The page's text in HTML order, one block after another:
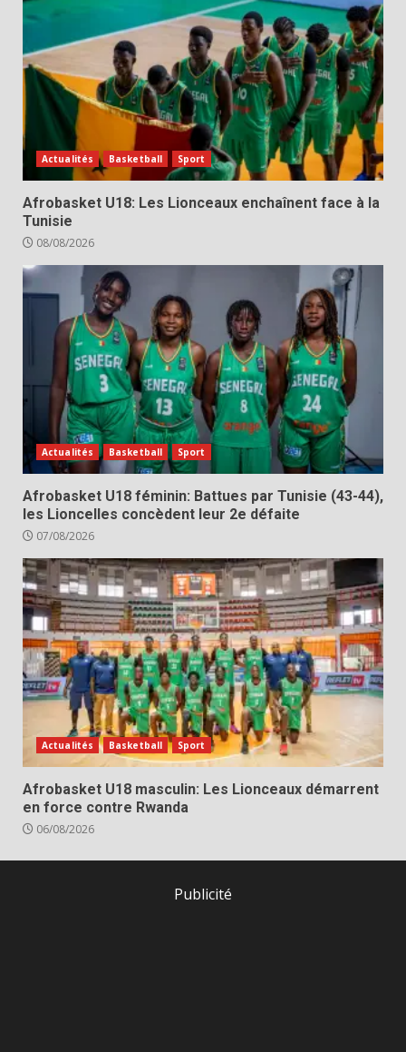
Actualités Basketball Sport
Afrobasket U18: Les Lionceaux enchaînent face à la
Tunisie
08/08/2026
Actualités Basketball Sport
Afrobasket U18 féminin: Battues par Tunisie (43-44),
les Lioncelles concèdent leur 2e défaite
07/08/2026
Actualités Basketball Sport
Afrobasket U18 masculin: Les Lionceaux démarrent
en force contre Rwanda
06/08/2026
Publicité